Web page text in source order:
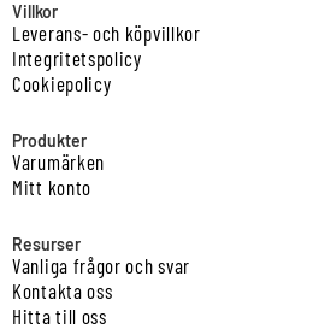
Villkor
Leverans- och köpvillkor
Integritetspolicy
Cookiepolicy
Produkter
Varumärken
Mitt konto
Resurser
Vanliga frågor och svar
Kontakta oss
Hitta till oss